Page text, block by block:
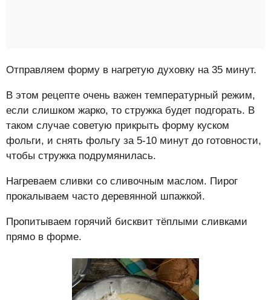
Отправляем форму в нагретую духовку на 35 минут.
В этом рецепте очень важен температурный режим,
если слишком жарко, то стружка будет подгорать. В
таком случае советую прикрыть форму куском
фольги, и снять фольгу за 5-10 минут до готовности,
чтобы стружка подрумянилась.
Нагреваем сливки со сливочным маслом. Пирог
прокалываем часто деревянной шпажкой.
Пропитываем горячий бисквит тёплыми сливками
прямо в форме.